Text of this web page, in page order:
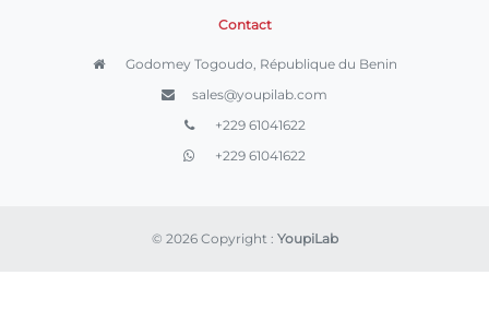
Contact
Godomey Togoudo, République du Benin
sales@youpilab.com
+229 61041622
+229 61041622
© 2026 Copyright : YoupiLab